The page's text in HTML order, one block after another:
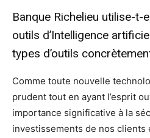
Banque Richelieu utilise-t-
outils d’Intelligence
types d’outils
Comme toute nouvelle
prudent tout en ayant l’esprit
importance significative à la
investissements de nos clients